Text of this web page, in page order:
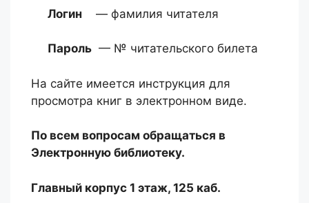
Логин — фамилия читателя
Пароль — № читательского билета
На сайте имеется инструкция для
просмотра книг в электронном виде.
По всем вопросам обращаться в
Электронную библиотеку.
Главный корпус 1 этаж, 125 каб.